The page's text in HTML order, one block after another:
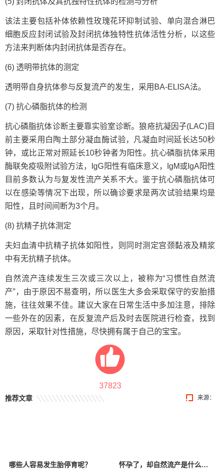
该法主要包括补体依赖性玫瑰花环抑制试验、单向混合淋巴
细胞反应封闭试验及封闭抗体独特性抗体活性分析，以这些
方法来判断体内封闭抗体是否存在。
(6) 透明带抗体的测定
透明带自身抗体参与反复流产的发生，采用BA-ELISA法。
(7) 抗心磷脂抗体的检测
抗心磷脂抗体诊断主要靠实验室诊断。狼疮抗凝因子(LAC)目
前主要采用白陶土部分凝血酶试验，凡凝血时间延长达50秒
钟，或比正常对照延长10秒钟者为阳性。抗心磷脂抗体采用
酶联免疫吸附试验方法，IgG阳性有临床意义，IgM或IgA阳性
目前多数认为与复发性流产关系不大。鉴于抗心磷脂抗体可
以在感染等情况下出现，所以确诊要求是两次试验结果均是
阳性，且时间间断为3个月。
(8) 抗精子抗体测定
夫妇血清中抗精子抗体如阳性，则同时测定宫颈黏液及精浆
中有无抗精子抗体。
自然流产连续发生三次或三次以上，被称为“习惯性自然流
产”，由于原因不易查明，所以医生大多会采取保守的安胎措
施，往往效果不佳。建议大家在日常生活中多加注意，排除
一些外在的因素，在反复流产后及时去医院进行检查，找到
原因，采取针对性措施，尽快拥有属于自己的宝宝。
37823
来源：
推荐文章
哪些人容易发生胎停育呢？ 怀孕了，却自然流产是什么原因？